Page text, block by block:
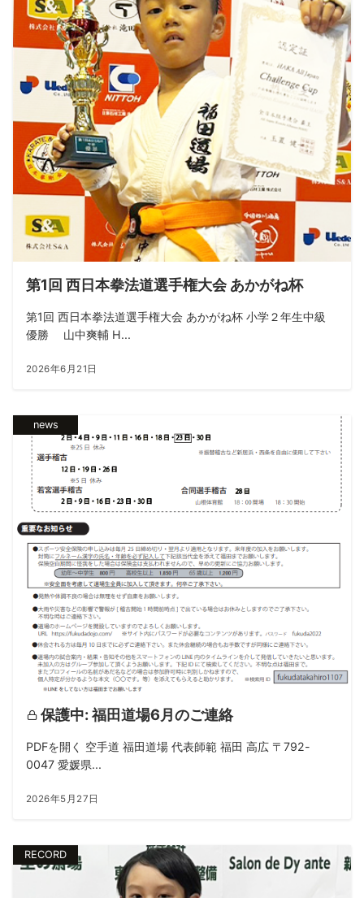
第1回 西日本拳法道選手権大会 あかがね杯
第1回 西日本拳法道選手権大会 あかがね杯 小学２年生中級
優勝 山中爽輔 H...
2026年6月21日
news
保護中: 福田道場6月のご連絡
PDFを開く 空手道 福田道場 代表師範 福田 高広 〒792-
0047 愛媛県...
2026年5月27日
RECORD